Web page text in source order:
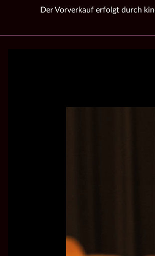
Der Vorverkauf erfolgt durch